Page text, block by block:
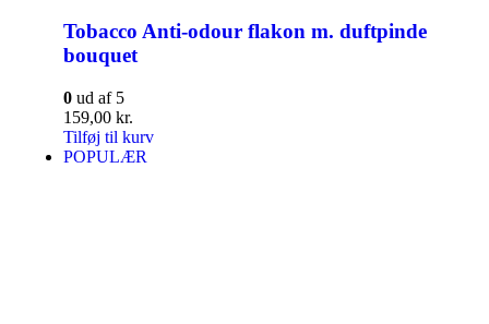
Tobacco Anti-odour flakon m. duftpinde
bouquet
0 ud af 5
159,00 kr.
Tilføj til kurv
POPULÆR